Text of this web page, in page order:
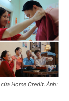
Home Credit. Ảnh: